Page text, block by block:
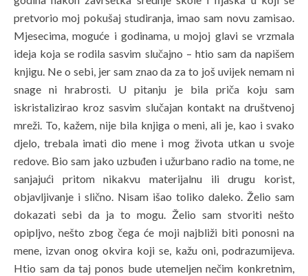
pretvorio moj pokušaj studiranja, imao sam novu zamisao.
Mjesecima, moguće i godinama, u mojoj glavi se vrzmala
ideja koja se rodila sasvim slučajno – htio sam da napišem
knjigu. Ne o sebi, jer sam znao da za to još uvijek nemam ni
snage ni hrabrosti. U pitanju je bila priča koju sam
iskristalizirao kroz sasvim slučajan kontakt na društvenoj
mreži. To, kažem, nije bila knjiga o meni, ali je, kao i svako
djelo, trebala imati dio mene i mog života utkan u svoje
redove. Bio sam jako uzbuđen i užurbano radio na tome, ne
sanjajući pritom nikakvu materijalnu ili drugu korist,
objavljivanje i slično. Nisam išao toliko daleko. Želio sam
dokazati sebi da ja to mogu. Želio sam stvoriti nešto
opipljvo, nešto zbog čega će moji najbliži biti ponosni na
mene, izvan onog okvira koji se, kažu oni, podrazumijeva.
Htio sam da taj ponos bude utemeljen nečim konkretnim,